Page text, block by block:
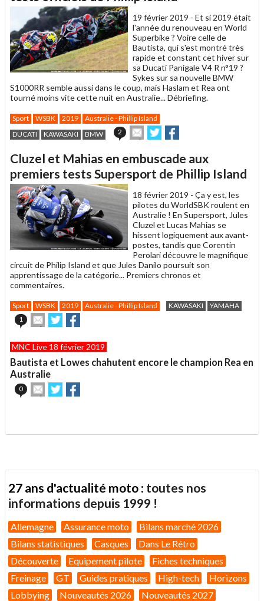
ami
19 février 2019 - Et si 2019 était
l'année du renouveau en World
Superbike ? Voire celle de
Bautista, qui s'est montré très
rapide et constant cet hiver sur
sa Ducati Panigale V4 R n°19 ?
Sykes sur sa nouvelle BMW
S1000RR semble aussi dans le coup, mais Haslam et Rea ont
tourné moins vite cette nuit en Australie... Débriefing.
Sport WSBK 2019
Australie - Phillip Island
DUCATI
KAWASAKI BMW 2
Envoyer
cet
à
un
ami
Partager
sur sur
Cluzel et Mahias en embuscade aux
premiers tests Supersport de Phillip Island
18 février 2019 - Ça y est, les
pilotes du WorldSBK roulent en
Australie ! En Supersport, Jules
Cluzel et Lucas Mahias se
hissent logiquement aux avant-
postes, tandis que Corentin
Perolari découvre le magnifique
circuit de Philip Island et que Jules Danilo poursuit son
apprentissage de la catégorie... Premiers chronos et
commentaires.
Sport WSBK 2019 Australie - Phillip Island KAWASAKI
YAMAHA
1
Envoyer
cet
à
un
ami
Partager
sur sur
MNC Live 18 février 2019
Bautista et Lowes chahutent encore le champion Rea en
Australie
0
Envoyer
cet
ami
Partager
sur sur
27 ans d'actualité moto : toutes nos
informations depuis 1999 !
Allemagne Assurance moto
Bilans marché 2026
Bilans statistiques
Casques
Dans Le Rétro
Découverte
Equipement pilote
Fiches techniques
Freinage
GT Guides pratiques High-tech
Horizons
Lobbying
Nouveautés 2026 Nouveautés 2027